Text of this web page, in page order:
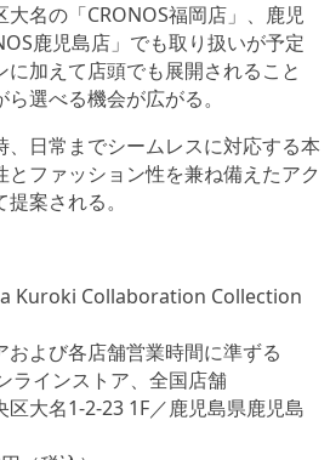
名の「CRONOS福岡店」、鹿児
鹿児島店」でも取り扱いが予定
に加えて店頭でも展開されること
選べる機会が広がる。
、日常までシームレスに対応する本
とファッション性を兼ね備えたアク
案される。
Kuroki Collaboration Collection
よび各店舗営業時間に準ずる
ラインストア、全国店舗
大名1-2-23 1F／鹿児島県鹿児島